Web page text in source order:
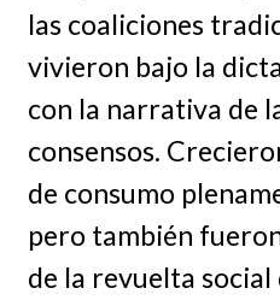
las coaliciones
vivieron bajo la
con la narrativa de
consensos.
de consumo
pero también
de la revuelta